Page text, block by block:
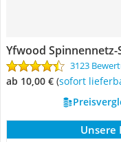
Yfwood
3123
ab 10,00 € ( Sofort
Unsere